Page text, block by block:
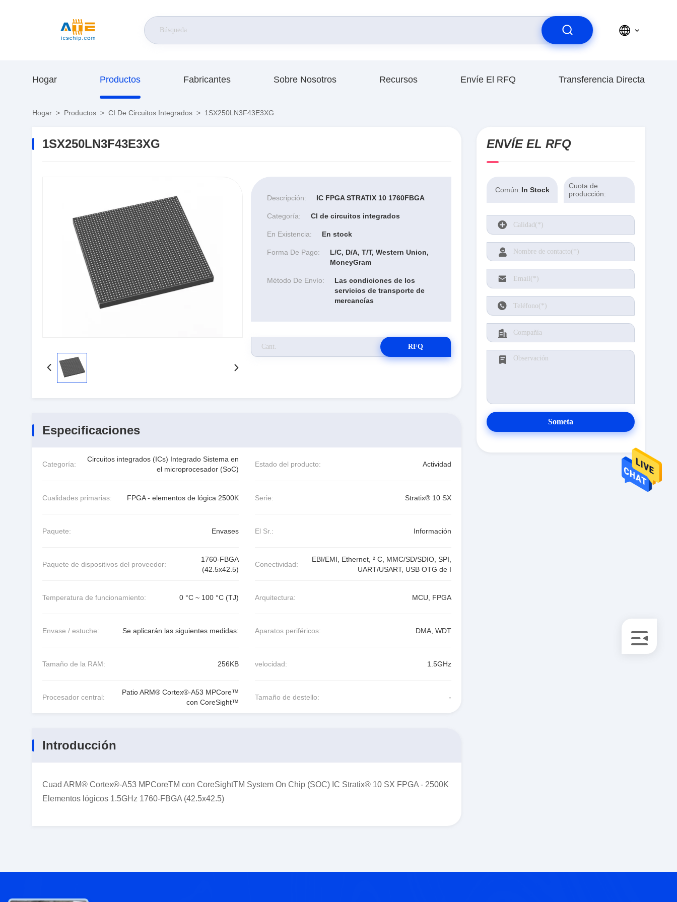
Hogar Productos Fabricantes Sobre Nosotros Recursos Envíe El RFQ Transferencia Directa
Hogar > Productos > CI De Circuitos Integrados > 1SX250LN3F43E3XG
1SX250LN3F43E3XG
Descripción: IC FPGA STRATIX 10 1760FBGA
Categoría: CI de circuitos integrados
En Existencia: En stock
Forma De Pago:
L/C, D/A, T/T, Western Union,
MoneyGram
Método De Envío:
Las condiciones de los
servicios de transporte de
mercancías
RFQ
Especificaciones
Categoría:
Circuitos integrados (ICs) Integrado Sistema en
el microprocesador (SoC)
Estado del producto: Actividad
Cualidades primarias: FPGA - elementos de lógica 2500K Serie: Stratix® 10 SX
Paquete: Envases El Sr.: Información
Paquete de dispositivos del proveedor:
1760-FBGA
(42.5x42.5)
Conectividad:
EBI/EMI, Ethernet, ² C, MMC/SD/SDIO, SPI,
UART/USART, USB OTG de I
Temperatura de funcionamiento: 0 °C ~ 100 °C (TJ) Arquitectura: MCU, FPGA
Envase / estuche: Se aplicarán las siguientes medidas: Aparatos periféricos: DMA, WDT
Tamaño de la RAM: 256KB velocidad: 1.5GHz
Procesador central:
Patio ARM® Cortex®-A53 MPCore™
con CoreSight™
Tamaño de destello: -
Introducción
Cuad ARM® Cortex®-A53 MPCoreTM con CoreSightTM System On Chip (SOC) IC Stratix® 10 SX FPGA - 2500K
Elementos lógicos 1.5GHz 1760-FBGA (42.5x42.5)
ENVÍE EL RFQ
Común: In Stock
Cuota de
producción:
Someta